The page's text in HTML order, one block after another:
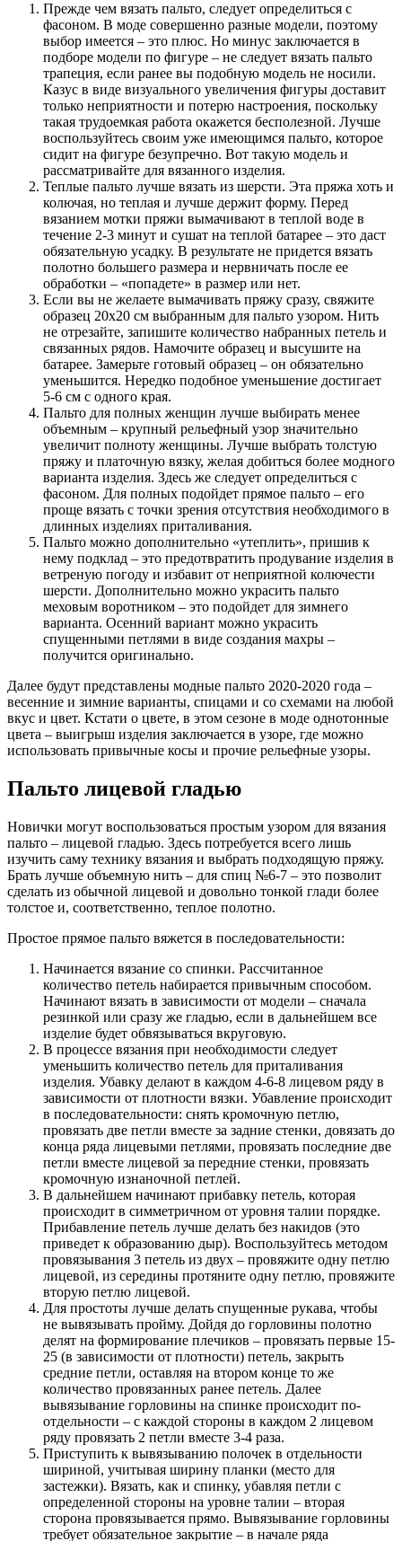
Прежде чем вязать пальто, следует определиться с
фасоном. В моде совершенно разные модели, поэтому
выбор имеется – это плюс. Но минус заключается в
подборе модели по фигуре – не следует вязать пальто
трапеция, если ранее вы подобную модель не носили.
Казус в виде визуального увеличения фигуры доставит
только неприятности и потерю настроения, поскольку
такая трудоемкая работа окажется бесполезной. Лучше
воспользуйтесь своим уже имеющимся пальто, которое
сидит на фигуре безупречно. Вот такую модель и
рассматривайте для вязанного изделия.
Теплые пальто лучше вязать из шерсти. Эта пряжа хоть и
колючая, но теплая и лучше держит форму. Перед
вязанием мотки пряжи вымачивают в теплой воде в
течение 2-3 минут и сушат на теплой батарее – это даст
обязательную усадку. В результате не придется вязать
полотно большего размера и нервничать после ее
обработки – «попадете» в размер или нет.
Если вы не желаете вымачивать пряжу сразу, свяжите
образец 20х20 см выбранным для пальто узором. Нить
не отрезайте, запишите количество набранных петель и
связанных рядов. Намочите образец и высушите на
батарее. Замерьте готовый образец – он обязательно
уменьшится. Нередко подобное уменьшение достигает
5-6 см с одного края.
Пальто для полных женщин лучше выбирать менее
объемным – крупный рельефный узор значительно
увеличит полноту женщины. Лучше выбрать толстую
пряжу и платочную вязку, желая добиться более модного
варианта изделия. Здесь же следует определиться с
фасоном. Для полных подойдет прямое пальто – его
проще вязать с точки зрения отсутствия необходимого в
длинных изделиях приталивания.
Пальто можно дополнительно «утеплить», пришив к
нему подклад – это предотвратить продувание изделия в
ветреную погоду и избавит от неприятной колючести
шерсти. Дополнительно можно украсить пальто
меховым воротником – это подойдет для зимнего
варианта. Осенний вариант можно украсить
спущенными петлями в виде создания махры –
получится оригинально.
Далее будут представлены модные пальто 2020-2020 года –
весенние и зимние варианты, спицами и со схемами на любой
вкус и цвет. Кстати о цвете, в этом сезоне в моде однотонные
цвета – выигрыш изделия заключается в узоре, где можно
использовать привычные косы и прочие рельефные узоры.
Пальто лицевой гладью
Новички могут воспользоваться простым узором для вязания
пальто – лицевой гладью. Здесь потребуется всего лишь
изучить саму технику вязания и выбрать подходящую пряжу.
Брать лучше объемную нить – для спиц №6-7 – это позволит
сделать из обычной лицевой и довольно тонкой глади более
толстое и, соответственно, теплое полотно.
Простое прямое пальто вяжется в последовательности:
Начинается вязание со спинки. Рассчитанное
количество петель набирается привычным способом.
Начинают вязать в зависимости от модели – сначала
резинкой или сразу же гладью, если в дальнейшем все
изделие будет обвязываться вкруговую.
В процессе вязания при необходимости следует
уменьшить количество петель для приталивания
изделия. Убавку делают в каждом 4-6-8 лицевом ряду в
зависимости от плотности вязки. Убавление происходит
в последовательности: снять кромочную петлю,
провязать две петли вместе за задние стенки, довязать до
конца ряда лицевыми петлями, провязать последние две
петли вместе лицевой за передние стенки, провязать
кромочную изнаночной петлей.
В дальнейшем начинают прибавку петель, которая
происходит в симметричном от уровня талии порядке.
Прибавление петель лучше делать без накидов (это
приведет к образованию дыр). Воспользуйтесь методом
провязывания 3 петель из двух – провяжите одну петлю
лицевой, из середины протяните одну петлю, провяжите
вторую петлю лицевой.
Для простоты лучше делать спущенные рукава, чтобы
не вывязывать пройму. Дойдя до горловины полотно
делят на формирование плечиков – провязать первые 15-
25 (в зависимости от плотности) петель, закрыть
средние петли, оставляя на втором конце то же
количество провязанных ранее петель. Далее
вывязывание горловины на спинке происходит по-
отдельности – с каждой стороны в каждом 2 лицевом
ряду провязать 2 петли вместе 3-4 раза.
Приступить к вывязыванию полочек в отдельности
шириной, учитывая ширину планки (место для
застежки). Вязать, как и спинку, убавляя петли с
определенной стороны на уровне талии – вторая
сторона провязывается прямо. Вывязывание горловины
требует обязательное закрытие – в начале ряда